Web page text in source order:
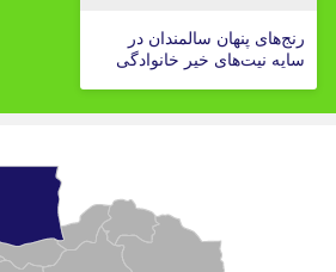
رنج‌های پنهان سالمندان در
سایه نیت‌های خیر خانوادگی